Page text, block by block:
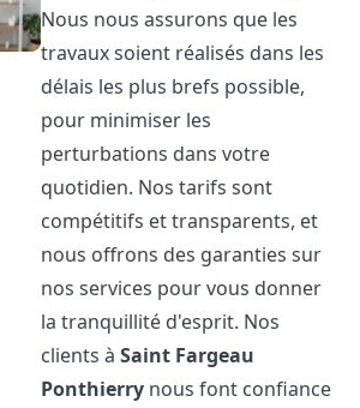
Nous nous assurons que les
travaux soient réalisés dans les
délais les plus brefs possible,
pour minimiser les
perturbations dans votre
quotidien. Nos tarifs sont
compétitifs et transparents, et
nous offrons des garanties sur
nos services pour vous donner
la tranquillité d'esprit. Nos
clients àSaint Fargeau
Ponthierry nous font confiance